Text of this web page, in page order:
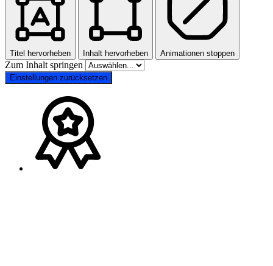
Titel hervorheben Inhalt hervorheben Animationen stoppen
Zum Inhalt springen
Einstellungen zurücksetzen